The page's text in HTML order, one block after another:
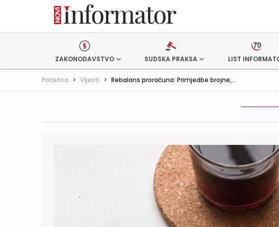
ZAKONODAVSTVO SUDSKA PRAKSA LIST
Početna > Vijesti > Rebalans proračuna: Primjedbe brojne,...